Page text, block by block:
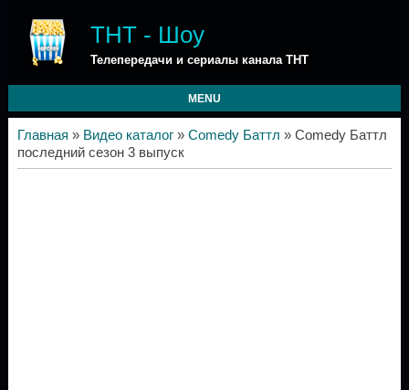
ТНТ - Шоу
Телепередачи и сериалы канала ТНТ
MENU
Главная » Видео каталог» Comedy Баттл » Comedy Баттл
последний сезон 3 выпуск